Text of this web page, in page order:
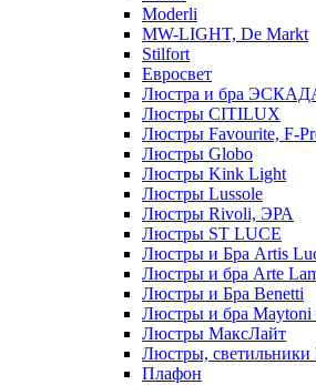
Moderli
MW-LIGHT, De Markt
Stilfort
Евросвет
Люстра и бра
Люстры CITILUX
Люстры Favourite, F-
Люстры Globo
Люстры Kink Light
Люстры Lussole
Люстры Rivoli, ЭРА
Люстры ST LUCE
Люстры и Бра Artis
Люстры и бра Arte
Люстры и Бра Benetti
Люстры и бра Maytoni
Люстры МаксЛайт
Люстры, светильники
Плафон